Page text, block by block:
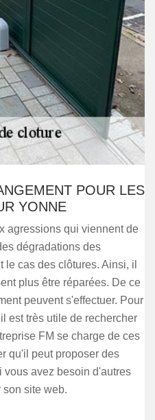
POUR LES
YONNE
agressions qui viennent de
dégradations des
cas des clôtures. Ainsi, il
plus être réparées. De ce
peuvent s'effectuer. Pour
est très utile de rechercher
FM se charge de ces
qu'il peut proposer des
vous avez besoin d'autres
son site web.